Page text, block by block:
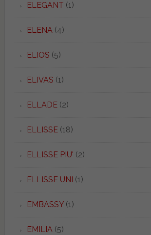
ELEGANT (1)
ELENA(4)
ELIOS (5)
ELIVAS (1)
ELLADE(2)
ELLISSE(18)
ELLISSE PIU' (2)
ELLISSE UNI (1)
EMBASSY(1)
EMILIA(5)